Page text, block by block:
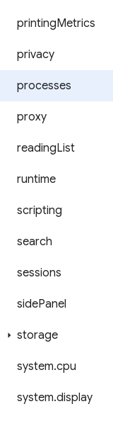
printingMetrics
privacy
processes
proxy
readingList
runtime
scripting
search
sessions
sidePanel
storage
system.cpu
system.display